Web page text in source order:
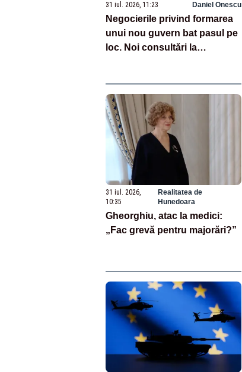
31 iul. 2026, 11:23 Daniel Onescu
Negocierile privind formarea
unui nou guvern bat pasul pe
loc. Noi consultări la
31 iul. 2026,
10:35
Realitatea de
Hunedoara
Gheorghiu, atac la medici:
„Fac grevă pentru majorări?”